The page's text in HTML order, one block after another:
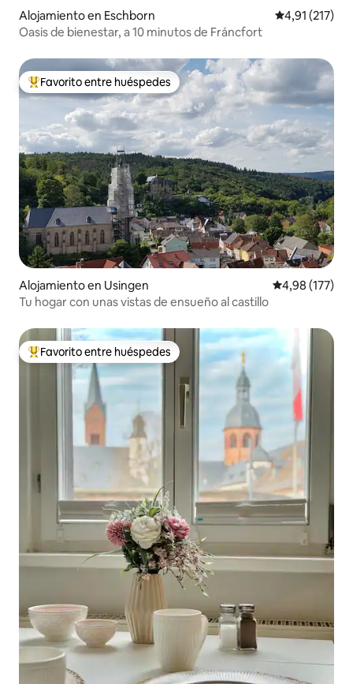
Alojamiento en Eschborn Calificación
4,91 (217)
Oasis de bienestar, a 10 minutos de Fráncfort
Favorito entre los huéspedes más destacados
Favorito entre huéspedes
Alojamiento en Usingen Calificación
4,98 (177)
Tu hogar con unas vistas de ensueño al castillo
Favorito entre los huéspedes más destacados
Favorito entre huéspedes